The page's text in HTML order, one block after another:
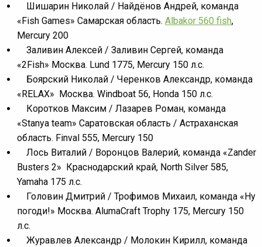
Шишарин Николай / Найдёнов Андрей, команда
«Fish Games» Самарская область. Albakor 560 fish,
Mercury 200
Заливин Алексей / Заливин Сергей, команда
«2Fish» Москва. Lund 1775, Mercury 150 л.с.
Боярский Николай / Черенков Александр, команда
«RELAX» Москва. Windboat 56, Honda 150 л.с.
Коротков Максим / Лазарев Роман, команда
«Stanya team» Саратовская область / Астраханская
область. Finval 555, Mercury 150
Лось Виталий / Воронцов Валерий, команда «Zander
Busters 2» Краснодарский край, North Silver 585,
Yamaha 175 л.с.
Головин Дмитрий / Трофимов Михаил, команда «Ну
погоди!» Москва. AlumaCraft Trophy 175, Mercury 150
л.с.
Журавлев Александр / Молокин Кирилл, команда